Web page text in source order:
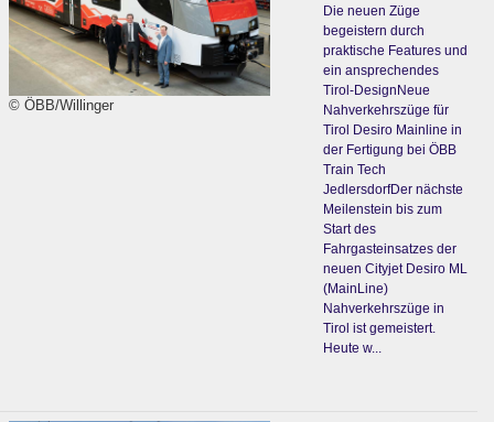
© ÖBB/Willinger
Die neuen Züge
begeistern durch
praktische Features und
ein ansprechendes
Tirol-DesignNeue
Nahverkehrszüge für
Tirol Desiro Mainline in
der Fertigung bei ÖBB
Train Tech
JedlersdorfDer nächste
Meilenstein bis zum
Start des
Fahrgasteinsatzes der
neuen Cityjet Desiro ML
(MainLine)
Nahverkehrszüge in
Tirol ist gemeistert.
Heute w...